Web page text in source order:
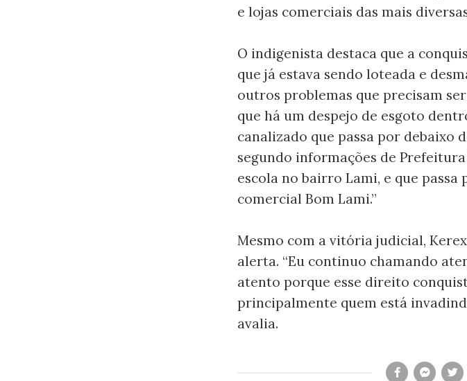
e lojas comerciais das mais
O indigenista destaca que a
que já estava sendo loteada e
outros problemas que precisam
que há um despejo de esgoto
canalizado que passa por debaixo
segundo informações de
escola no bairro Lami, e que
comercial Bom Lami.”
Mesmo com a vitória judicial,
alerta. “Eu continuo chamando
atento porque esse direito
principalmente quem está
avalia.